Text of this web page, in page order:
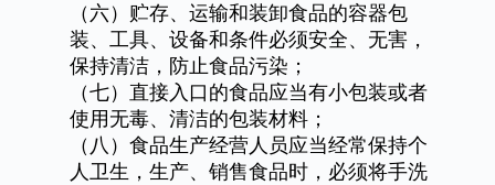
（六）贮存、运输和装卸食品的容器包
装、工具、设备和条件必须安全、无害，
保持清洁，防止食品污染；
（七）直接入口的食品应当有小包装或者
使用无毒、清洁的包装材料；
（八）食品生产经营人员应当经常保持个
人卫生，生产、销售食品时，必须将手洗